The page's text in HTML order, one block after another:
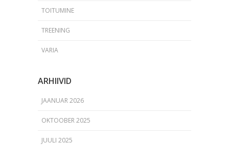
TOITUMINE
TREENING
VARIA
ARHIIVID
JAANUAR 2026
OKTOOBER 2025
JUULI 2025